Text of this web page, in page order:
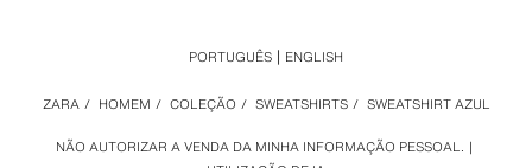
NÃO AUTORIZAR A VENDA DA MINHA INFORMAÇÃO PESSOAL.
ZARA / HOMEM / COLEÇÃO / SWEATSHIRTS / SWEATSHIRT AZUL
PORTUGUÊS ENGLISH